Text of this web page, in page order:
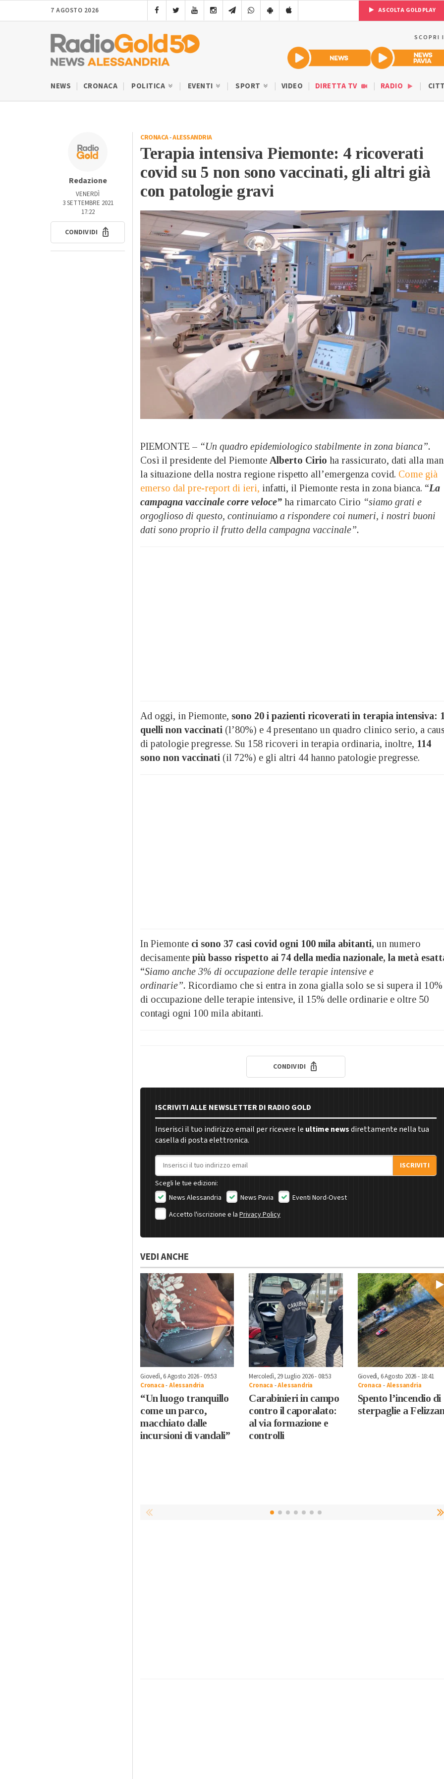
7 AGOSTO 2026 ASCOLTA GOLDPLAY
SCOPRI
NEWS CRONACA POLITICA EVENTI SPORT VIDEO DIRETTA TV RADIO
Redazione
VENERDÌ
3 SETTEMBRE 2021
17:22
CONDIVIDI
CRONACA-ALESSANDRIA
Terapia intensiva Piemonte: 4 ricoverati
covid su 5 non sono vaccinati, gli altri già
con patologie gravi
PIEMONTE – “Un quadro epidemiologico stabilmente in zona bianca”.
Così il presidente del Piemonte Alberto Cirio ha rassicurato, dati alla
la situazione della nostra regione rispetto all’emergenza covid. Come già
emerso dal pre-report di ieri, infatti, il Piemonte resta in zona bianca. “La
campagna vaccinale corre veloce” ha rimarcato Cirio “siamo grati e
orgoglioso di questo, continuiamo a rispondere coi numeri, i nostri buoni
dati sono proprio il frutto della campagna vaccinale”.
Ad oggi, in Piemonte, sono 20 i pazienti ricoverati in terapia intensiva:
quelli non vaccinati (l’80%) e 4 presentano un quadro clinico serio, a
di patologie pregresse. Su 158 ricoveri in terapia ordinaria, inoltre, 114
sono non vaccinati (il 72%) e gli altri 44 hanno patologie pregresse.
In Piemonte ci sono 37 casi covid ogni 100 mila abitanti, un numero
decisamente più basso rispetto ai 74 della media nazionale, la metà
“Siamo anche 3% di occupazione delle terapie intensive e
ordinarie”. Ricordiamo che si entra in zona gialla solo se si supera il 10%
di occupazione delle terapie intensive, il 15% delle ordinarie e oltre 50
contagi ogni 100 mila abitanti.
CONDIVIDI
ISCRIVITI ALLE NEWSLETTER DI RADIO GOLD
Inserisci il tuo indirizzo email per ricevere le ultime newsdirettamente nella tua
casella di posta elettronica.
Indirizzo email
ISCRIVITI
Scegli le tue edizioni:
News Alessandria
News Pavia
Eventi Nord-Ovest
Accetto l'iscrizione e la Privacy Policy
VEDI ANCHE
Giovedì, 6 Agosto 2026 - 09:53
Cronaca-Alessandria
“Un luogo tranquillo
come un parco,
macchiato dalle
incursioni di vandali”
Mercoledì, 29 Luglio 2026 - 08:53
Cronaca -Alessandria
Carabinieri in campo
contro il caporalato:
al via formazione e
controlli
Giovedì, 6 Agosto 2026 - 18:41
Cronaca -Alessandria
Spento l’incendio di
sterpaglie a